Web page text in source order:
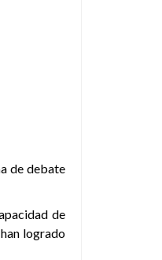
de debate
de
logrado